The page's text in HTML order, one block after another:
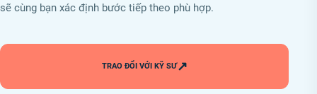
sẽ cùng bạn xác định bước tiếp theo phù hợp.
TRAO ĐỔI VỚI KỸ SƯ↗